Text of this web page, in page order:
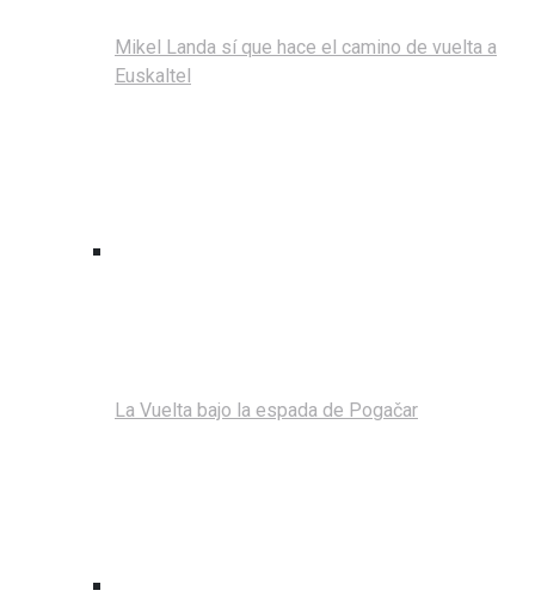
Mikel Landa sí que hace el camino de vuelta a
Euskaltel
La Vuelta bajo la espada de Pogačar